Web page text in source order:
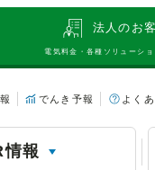
法人のお
電気料金・各種ソリューショ
でんき予報 よく
情報